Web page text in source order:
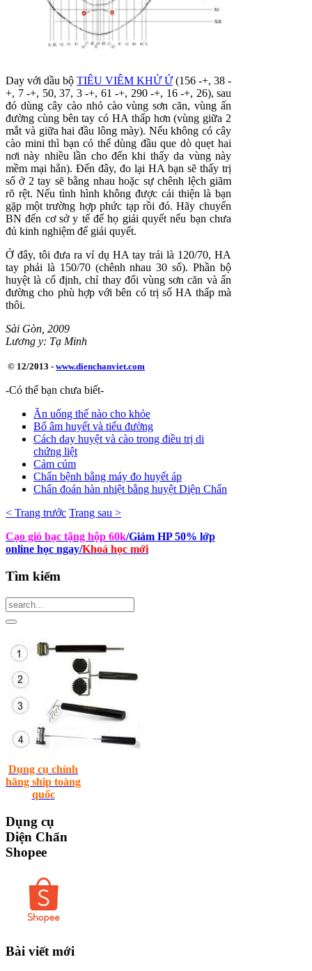
Day với dầu bộ TIÊU VIÊM KHỬ Ứ(156 -+, 38 -
+, 7 -+, 50, 37, 3 -+, 61 -+, 290 -+, 16 -+, 26), sau
đó dùng cây cào nhỏ cào vùng sơn căn, vùng ấn
đường cùng bên tay có HA thấp hơn (vùng giữa 2
mắt và giữa hai đầu lông mày). Nếu không có cây
cào mini thì bạn có thể dùng đầu que dò quẹt hai
nơi này nhiều lần cho đến khi thấy da vùng này
mềm mại hẳn). Đến đây, đo lại HA bạn sẽ thấy trị
số ở 2 tay sẽ bằng nhau hoặc sự chênh lệch giãm
rõ rệt. Nếu tình hình không được cải thiện là bạn
gặp một trường hợp phức tạp rồi đó. Hãy chuyển
BN đến cơ sở y tế để họ giải quyết nếu bạn chưa
đủ kinh nghiệm để giải quyết.
Ở đây, tôi đưa ra ví dụ HA tay trái là 120/70, HA
tay phải là 150/70 (chênh nhau 30 số). Phần bộ
huyệt là cố định, chỉ thay đổi vùng sơn căn và ấn
đường cho phù hợp với bên có trị số HA thấp mà
thôi.
Sài Gòn, 2009
Lương y: Tạ Minh
© 12/2013 - www.dienchanviet.com
-Có thể bạn chưa biết-
Ăn uống thế nào cho khỏe
Bổ âm huyết và tiểu đường
Cách day huyệt và cào trong điều trị di
chứng liệt
Cảm cúm
Chẩn bệnh bằng máy đo huyết áp
Chẩn đoán hàn nhiệt bằng huyệt Diện Chẩn
< Trang trước Trang sau >
Cạo gió bạc tặng hộp 60k/Giảm HP 50% lớp
online học ngay/Khoá học mới
Tìm kiếm
Dụng cụ chính
hãng ship toàng
quốc
Dụng cụ
Diện Chẩn
Shopee
Bài viết mới